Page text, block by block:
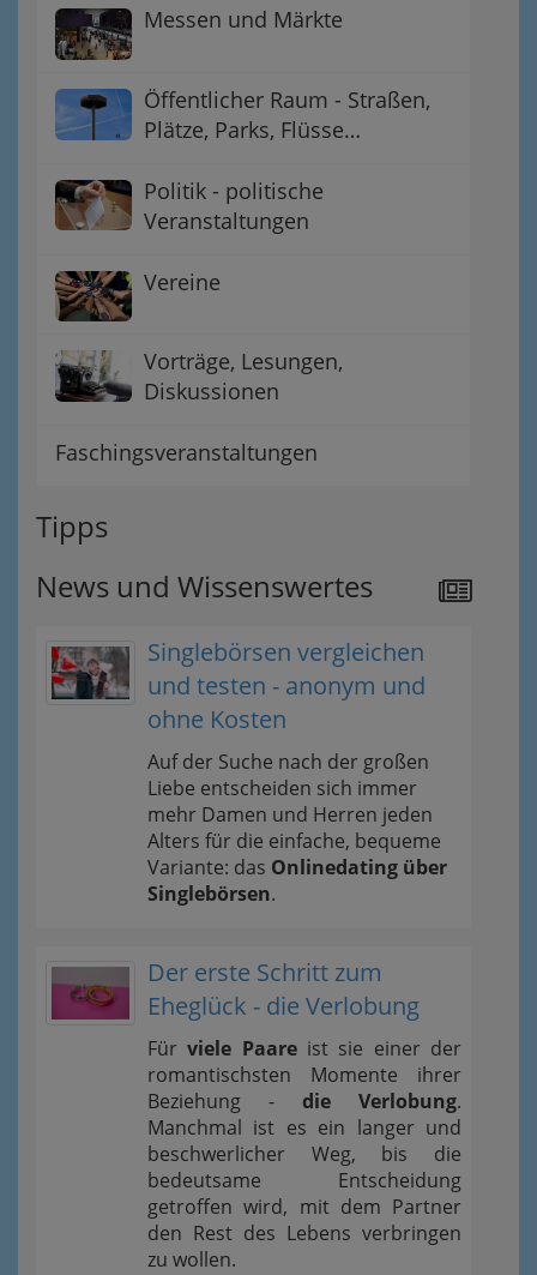
Messen und Märkte
Öffentlicher Raum - Straßen,
Plätze, Parks, Flüsse…
Politik - politische
Veranstaltungen
Vereine
Vorträge, Lesungen,
Diskussionen
Faschingsveranstaltungen
Tipps
News und Wissenswertes
Singlebörsen vergleichen
und testen - anonym und
ohne Kosten
Auf der Suche nach der großen
Liebe entscheiden sich immer
mehr Damen und Herren jeden
Alters für die einfache, bequeme
Variante: das Onlinedating über
Singlebörsen.
Der erste Schritt zum
Eheglück - die Verlobung
Fürviele Paareist sie einer der
romantischsten Momente ihrer
Beziehung - die Verlobung.
Manchmal ist es ein langer und
beschwerlicher Weg, bis die
bedeutsame Entscheidung
getroffen wird, mit dem Partner
den Rest des Lebens verbringen
zu wollen.